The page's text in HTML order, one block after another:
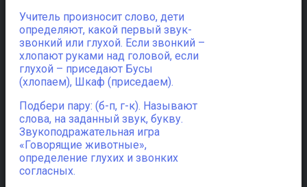
Учитель произносит слово, дети
определяют, какой первый звук-
звонкий или глухой. Если звонкий –
хлопают руками над головой, если
глухой – приседают Бусы
(хлопаем), Шкаф (приседаем).
Подбери пару: (б-п, г-к). Называют
слова, на заданный звук, букву.
Звукоподражательная игра
«Говорящие животные»,
определение глухих и звонких
согласных.